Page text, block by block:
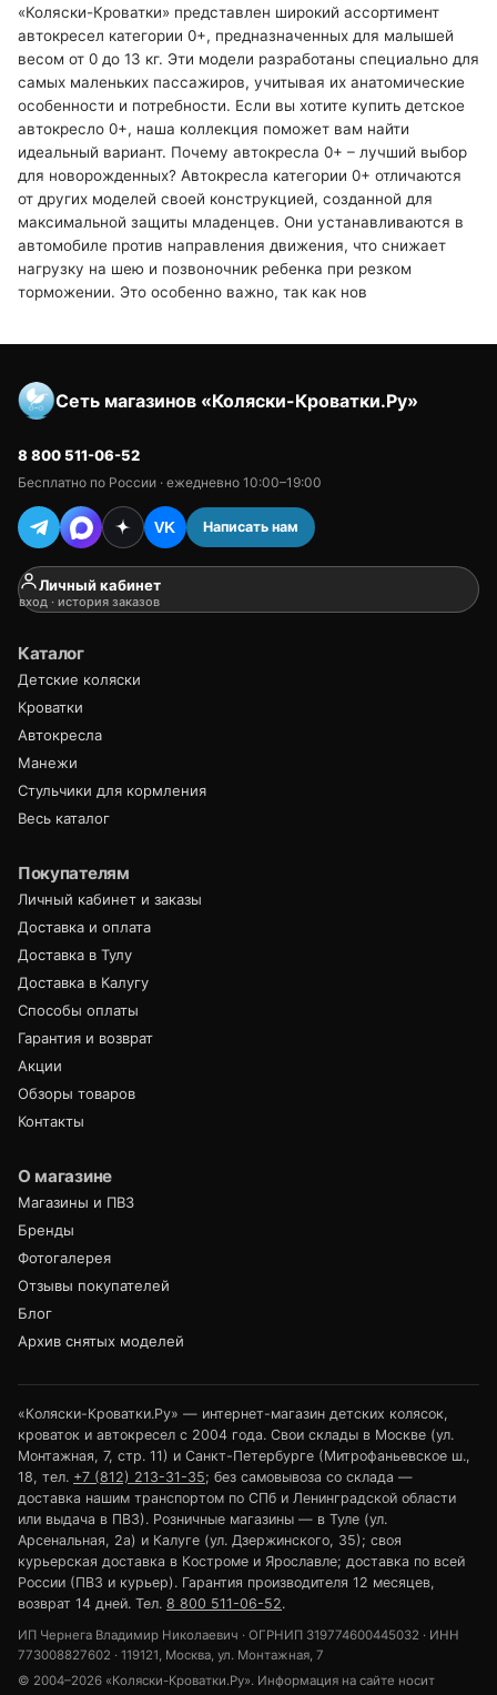
«Коляски-Кроватки» представлен широкий ассортимент
автокресел категории 0+, предназначенных для малышей
весом от 0 до 13 кг. Эти модели разработаны специально для
самых маленьких пассажиров, учитывая их анатомические
особенности и потребности. Если вы хотите купить детское
автокресло 0+, наша коллекция поможет вам найти
идеальный вариант. Почему автокресла 0+ – лучший выбор
для новорожденных? Автокресла категории 0+ отличаются
от других моделей своей конструкцией, созданной для
максимальной защиты младенцев. Они устанавливаются в
автомобиле против направления движения, что снижает
нагрузку на шею и позвоночник ребенка при резком
торможении. Это особенно важно, так как нов
Сеть магазинов «Коляски-Кроватки.Ру»
8 800 511-06-52
Бесплатно по России · ежедневно 10:00–19:00
VK Написать нам
Личный кабинет
вход · история заказов
Каталог
Детские коляски
Кроватки
Автокресла
Манежи
Стульчики для кормления
Весь каталог
Покупателям
Личный кабинет и заказы
Доставка и оплата
Доставка в Тулу
Доставка в Калугу
Способы оплаты
Гарантия и возврат
Акции
Обзоры товаров
Контакты
О магазине
Магазины и ПВЗ
Бренды
Фотогалерея
Отзывы покупателей
Блог
Архив снятых моделей
«Коляски-Кроватки.Ру» — интернет-магазин детских колясок,
кроваток и автокресел с 2004 года. Свои склады в Москве (ул.
Монтажная, 7, стр. 11) и Санкт-Петербурге (Митрофаньевское ш.,
18, тел. +7 (812) 213-31-35; без самовывоза со склада —
доставка нашим транспортом по СПб и Ленинградской области
или выдача в ПВЗ). Розничные магазины — в Туле (ул.
Арсенальная, 2а) и Калуге (ул. Дзержинского, 35); своя
курьерская доставка в Костроме и Ярославле; доставка по всей
России (ПВЗ и курьер). Гарантия производителя 12 месяцев,
возврат 14 дней. Тел. 8 800 511-06-52.
ИП Чернега Владимир Николаевич · ОГРНИП 319774600445032 · ИНН
773008827602 · 119121, Москва, ул. Монтажная, 7
© 2004–2026 «Коляски-Кроватки.Ру». Информация на сайте носит